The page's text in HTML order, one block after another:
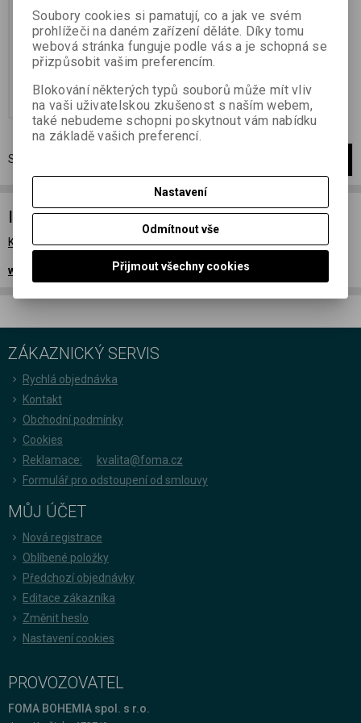
gradací
18 100,45 Kč (761,48 EUR)
25 857,78 Kč
14 959,05 Kč(629,33 EUR)(Vaše
cena bez DPH:)
Přidat do košíku
Strana
Info
Katalog výrobků FOMA
www.foma.cz
ZÁKAZNICKÝ SERVIS
Rychlá objednávka
Kontakt
Obchodní podmínky
Cookies
Reklamace:
kvalita@foma.cz
Formulář pro odstoupení od smlouvy
MŮJ ÚČET
Nová registrace
Oblíbené položky
Předchozí objednávky
Editace zákazníka
Změnit heslo
Nastavení cookies
PROVOZOVATEL
FOMA BOHEMIA spol. s r.o.
Soubory cookies si pamatují, co a jak ve svém
prohlížeči na daném zařízení děláte. Díky tomu
webová stránka funguje podle vás a je schopná se
přizpůsobit vašim preferencím.
Blokování některých typů souborů může mít vliv
na vaši uživatelskou zkušenost s naším webem,
také nebudeme schopni poskytnout vám nabídku
na základě vašich preferencí.
Nastavení
Odmítnout vše
Přijmout všechny cookies